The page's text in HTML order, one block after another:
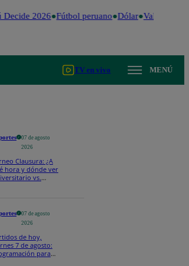
2026 Fútbol peruano Dólar Valentina
TV en vivo MENÚ
07 de agosto
2026
Clausura: ¿A
hora y dónde ver
vs.
07 de agosto
2026
de hoy,
7 de agosto:
para